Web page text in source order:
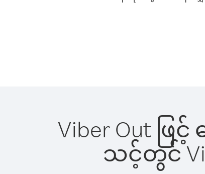
Viber Out ဖ
သင့်တွင်